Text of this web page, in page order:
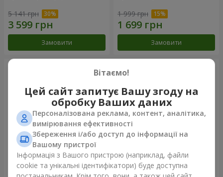
5 141 грн
Замовити
1 999 грн
Замовити
Букет "Tarnis" Монобукет з 9 білих троянд
Вітаємо!
Цей сайт запитує Вашу згоду на
обробку Ваших даних
Персоналізована реклама, контент, аналітика,
вимірювання ефективності
Збереження і/або доступ до інформації на
Вашому пристрої
Інформація з Вашого пристрою (наприклад, файли
cookie та унікальні ідентифікатори) буде доступна